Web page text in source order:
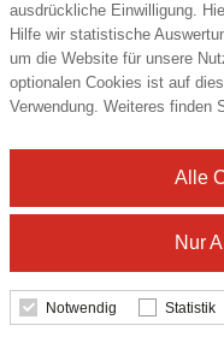
ab
ausdrückliche Einwilligung.
Hilfe wir statistische
um die Website für unsere
optionalen Cookies ist auf
Verwendung. Weiteres finden
Nur
Alle
Notwendig Statistik